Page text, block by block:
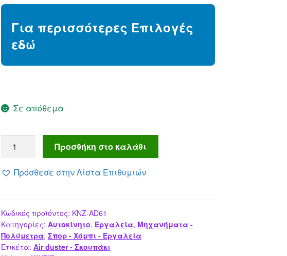
είναι:
75.00 €.
Για περισσότερες Επιλογές
εδώ
Σε απόθεμα
ηλεκτρικό
duster
2000mAh,
Brushless,
μαύρο
Προσθήκη στο καλάθι
Πρόσθεσε στην Λίστα Επιθυμιών
Κωδικός προϊόντος: KNZ-AD61
Κατηγορίες: Αυτοκίνητο, Εργαλεία, Μηχανήματα -
Πολύμετρα, Σπορ - Χόμπι - Εργαλεία
Ετικέτα: Air duster - Σκουπάκι